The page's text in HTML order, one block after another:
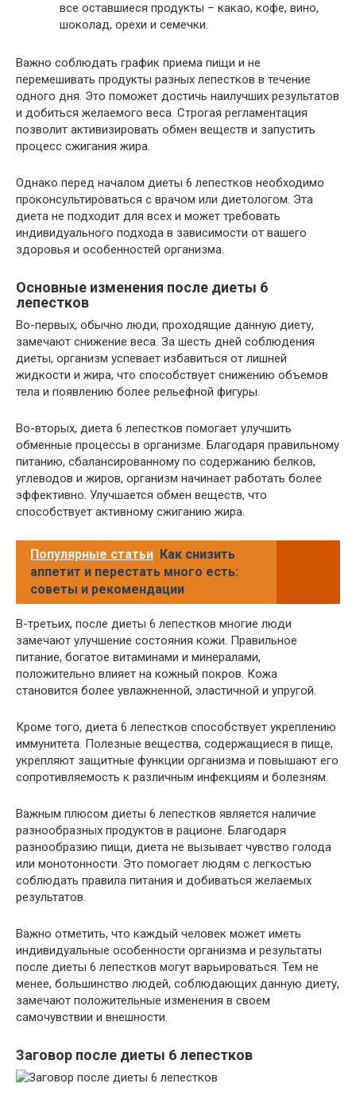
все оставшиеся продукты – какао, кофе, вино,
шоколад, орехи и семечки.
Важно соблюдать график приема пищи и не
перемешивать продукты разных лепестков в течение
одного дня. Это поможет достичь наилучших результатов
и добиться желаемого веса. Строгая регламентация
позволит активизировать обмен веществ и запустить
процесс сжигания жира.
Однако перед началом диеты 6 лепестков необходимо
проконсультироваться с врачом или диетологом. Эта
диета не подходит для всех и может требовать
индивидуального подхода в зависимости от вашего
здоровья и особенностей организма.
Основные изменения после диеты 6
лепестков
Во-первых, обычно люди, проходящие данную диету,
замечают снижение веса. За шесть дней соблюдения
диеты, организм успевает избавиться от лишней
жидкости и жира, что способствует снижению объемов
тела и появлению более рельефной фигуры.
Во-вторых, диета 6 лепестков помогает улучшить
обменные процессы в организме. Благодаря правильному
питанию, сбалансированному по содержанию белков,
углеводов и жиров, организм начинает работать более
эффективно. Улучшается обмен веществ, что
способствует активному сжиганию жира.
Популярные статьи Как снизить
аппетит и перестать много есть:
советы и рекомендации
В-третьих, после диеты 6 лепестков многие люди
замечают улучшение состояния кожи. Правильное
питание, богатое витаминами и минералами,
положительно влияет на кожный покров. Кожа
становится более увлажненной, эластичной и упругой.
Кроме того, диета 6 лепестков способствует укреплению
иммунитета. Полезные вещества, содержащиеся в пище,
укрепляют защитные функции организма и повышают его
сопротивляемость к различным инфекциям и болезням.
Важным плюсом диеты 6 лепестков является наличие
разнообразных продуктов в рационе. Благодаря
разнообразию пищи, диета не вызывает чувство голода
или монотонности. Это помогает людям с легкостью
соблюдать правила питания и добиваться желаемых
результатов.
Важно отметить, что каждый человек может иметь
индивидуальные особенности организма и результаты
после диеты 6 лепестков могут варьироваться. Тем не
менее, большинство людей, соблюдающих данную диету,
замечают положительные изменения в своем
самочувствии и внешности.
Заговор после диеты 6 лепестков